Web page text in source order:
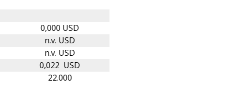
0,000 USD
n.v. USD
n.v. USD
0,022 USD
22.000